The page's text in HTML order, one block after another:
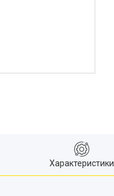
Характеристики